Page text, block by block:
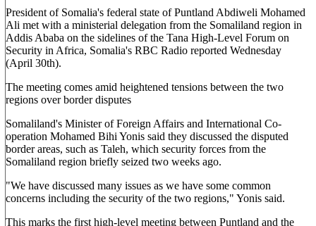
President of Somalia's federal state of Puntland Abdiweli Mohamed
Ali met with a ministerial delegation from the Somaliland region in
Addis Ababa on the sidelines of the Tana High-Level Forum on
Security in Africa, Somalia's RBC Radio reported Wednesday
(April 30th).
The meeting comes amid heightened tensions between the two
regions over border disputes
Somaliland's Minister of Foreign Affairs and International Co-
operation Mohamed Bihi Yonis said they discussed the disputed
border areas, such as Taleh, which security forces from the
Somaliland region briefly seized two weeks ago.
"We have discussed many issues as we have some common
concerns including the security of the two regions," Yonis said.
This marks the first high-level meeting between Puntland and the